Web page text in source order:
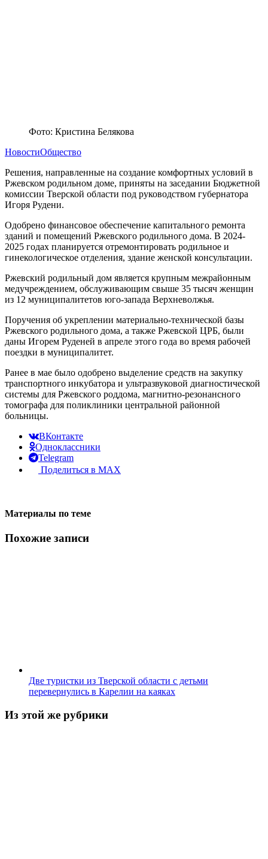
Фото: Кристина Белякова
НовостиОбщество
Решения, направленные на создание комфортных условий в
Ржевском родильном доме, приняты на заседании Бюджетной
комиссии Тверской области под руководством губернатора
Игоря Рудени.
Одобрено финансовое обеспечение капитального ремонта
зданий и помещений Ржевского родильного дома. В 2024-
2025 годах планируется отремонтировать родильное и
гинекологическое отделения, здание женской консультации.
Ржевский родильный дом является крупным межрайонным
медучреждением, обслуживающим свыше 35 тысяч женщин
из 12 муниципалитетов юго-запада Верхневолжья.
Поручения об укреплении материально-технической базы
Ржевского родильного дома, а также Ржевской ЦРБ, были
даны Игорем Руденей в апреле этого года во время рабочей
поездки в муниципалитет.
Ранее в мае было одобрено выделение средств на закупку
транспортного инкубатора и ультразвуковой диагностической
системы для Ржевского роддома, магнитно-резонансного
томографа для поликлиники центральной районной
больницы.
ВКонтакте
Одноклассники
Telegram
Поделиться в MAX
Материалы по теме
Похожие записи
Две туристки из Тверской области с детьми
перевернулись в Карелии на каяках
Из этой же рубрики